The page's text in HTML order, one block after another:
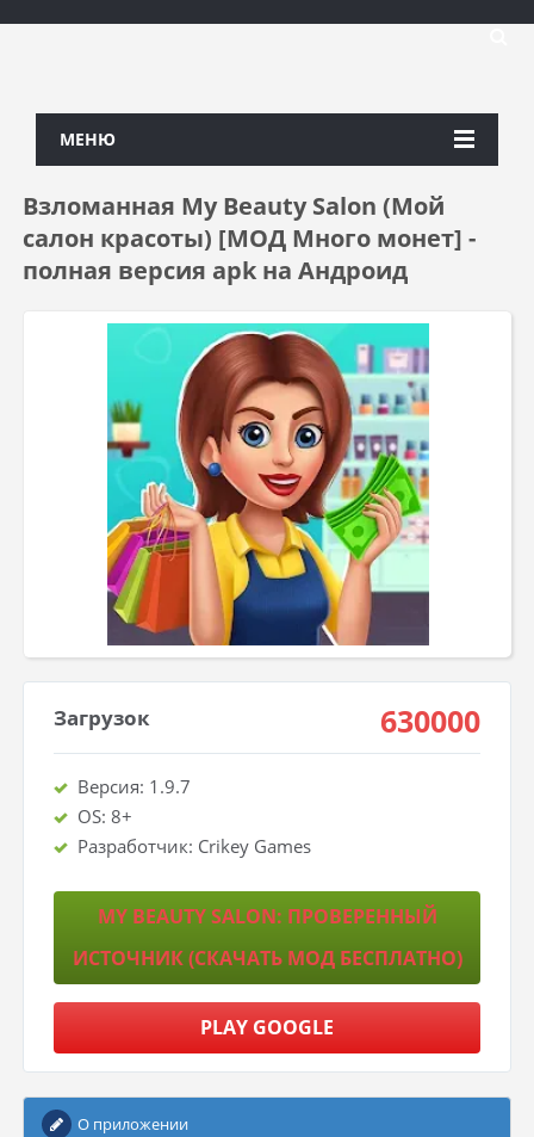
МЕНЮ
Взломанная My Beauty Salon (Мой
салон красоты) [МОД Много монет] -
полная версия apk на Андроид
Загрузок 630000
Версия: 1.9.7
OS: 8+
Разработчик: Crikey Games
MY BEAUTY SALON: ПРОВЕРЕННЫЙ
ИСТОЧНИК (СКАЧАТЬ МОД БЕСПЛАТНО)
PLAY GOOGLE
О приложении